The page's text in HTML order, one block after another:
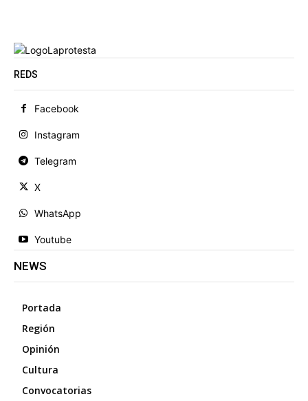
REDS
Facebook
Instagram
Telegram
X
WhatsApp
Youtube
NEWS
Portada
Región
Opinión
Cultura
Convocatorias